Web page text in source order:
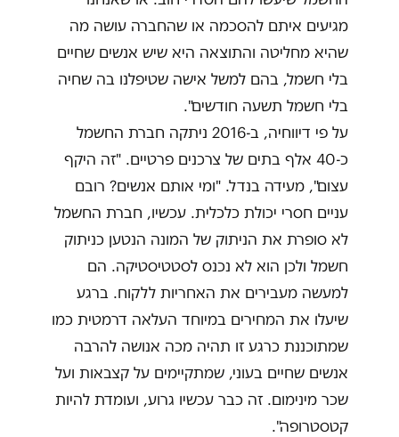
מגיעים איתם להסכמה או שהחברה עושה מה
שהיא מחליטה והתוצאה היא שיש אנשים שחיים
בלי חשמל, בהם למשל אישה שטיפלנו בה שחיה
בלי חשמל תשעה חודשים".
על פי דיווחיה, ב-2016 ניתקה חברת החשמל
כ-40 אלף בתים של צרכנים פרטיים. "זה היקף
עצום", מעידה בנדל. "ומי אותם אנשים? רובם
עניים חסרי יכולת כלכלית. עכשיו, חברת החשמל
לא סופרת את הניתוק של המונה הנטען כניתוק
חשמל ולכן הוא לא נכנס לסטטיסטיקה. הם
למעשה מעבירים את האחריות ללקוח. ברגע
שיעלו את המחירים במיוחד העלאה דרמטית כמו
שמתוכננת כרגע זו תהיה מכה אנושה להרבה
אנשים שחיים בעוני, שמתקיימים על קצבאות ועל
שכר מינימום. זה כבר עכשיו גרוע, ועומדת להיות
קטסטרופה".